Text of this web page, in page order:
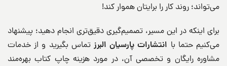
می‌تواند؛ روند کار را برایتان هموار کند!
برای اینکه در این مسیر، تصمیم‌گیری دقیق‌تری انجام دهید؛ پیشنهاد
می‌کنیم حتما با انتشارات پارسیان البرز تماس بگیرید و از خدمات
مشاوره رایگان و تخصصی آن، در مورد هزینه چاپ کتاب بهره‌مند